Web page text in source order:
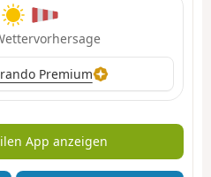
Premium
App anzeigen